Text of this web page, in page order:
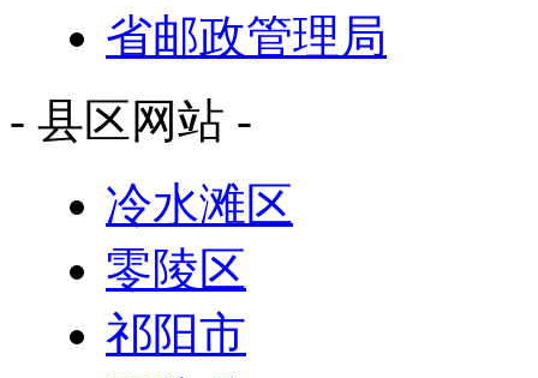
省邮政管理局
- 县区网站 -
冷水滩区
零陵区
祁阳市